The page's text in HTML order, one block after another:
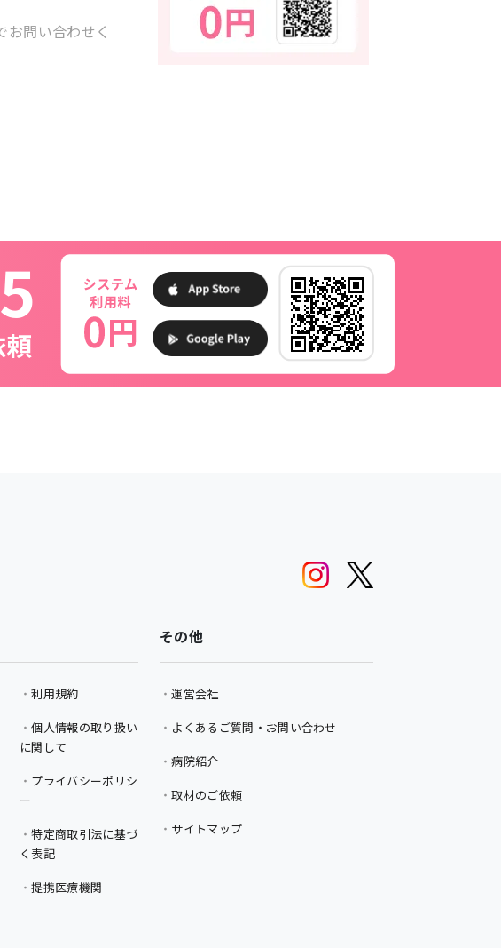
問い合わせく
5
利用規約
個人情報の取り扱い
に関して
プライバシーポリシ
ー
特定商取引法に基づ
く表記
提携医療機関
その他
運営会社
よくあるご質問・お問い合わせ
病院紹介
取材のご依頼
サイトマップ